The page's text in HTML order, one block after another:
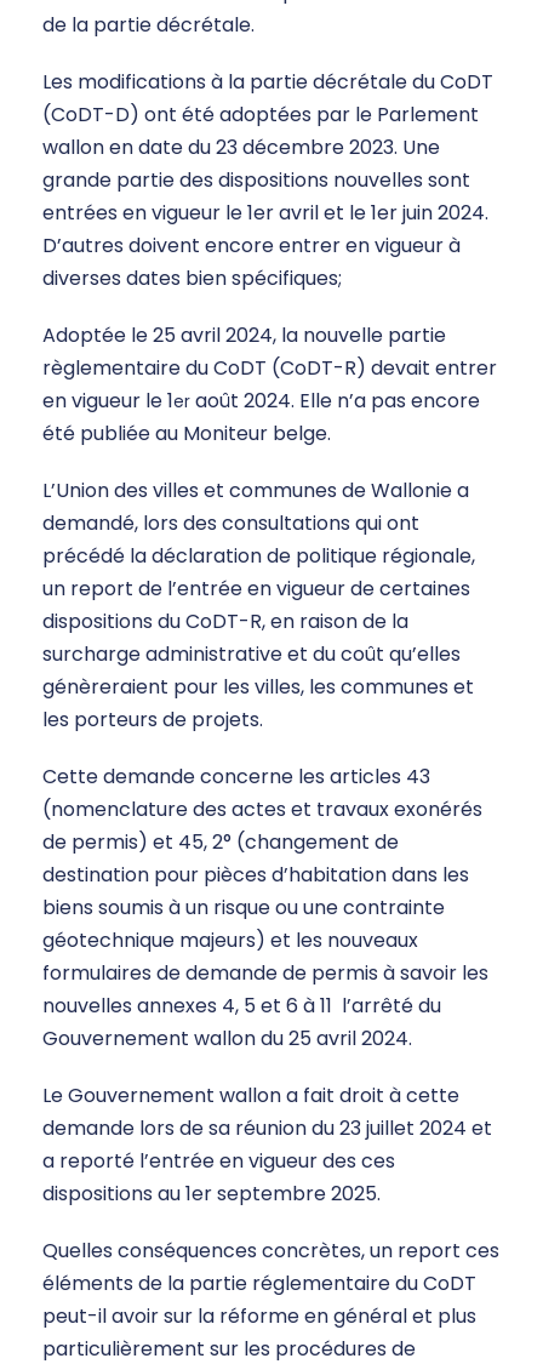
de la partie décrétale.
Les modifications à la partie décrétale du CoDT
(CoDT-D) ont été adoptées par le Parlement
wallon en date du 23 décembre 2023. Une
grande partie des dispositions nouvelles sont
entrées en vigueur le 1er avril et le 1er juin 2024.
D’autres doivent encore entrer en vigueur à
diverses dates bien spécifiques;
Adoptée le 25 avril 2024, la nouvelle partie
règlementaire du CoDT (CoDT-R) devait entrer
en vigueur le 1er août 2024. Elle n’a pas encore
été publiée au Moniteur belge.
L’Union des villes et communes de Wallonie a
demandé, lors des consultations qui ont
précédé la déclaration de politique régionale,
un report de l’entrée en vigueur de certaines
dispositions du CoDT-R, en raison de la
surcharge administrative et du coût qu’elles
génèreraient pour les villes, les communes et
les porteurs de projets.
Cette demande concerne les articles 43
(nomenclature des actes et travaux exonérés
de permis) et 45, 2° (changement de
destination pour pièces d’habitation dans les
biens soumis à un risque ou une contrainte
géotechnique majeurs) et les nouveaux
formulaires de demande de permis à savoir les
nouvelles annexes 4, 5 et 6 à 11 l’arrêté du
Gouvernement wallon du 25 avril 2024.
Le Gouvernement wallon a fait droit à cette
demande lors de sa réunion du 23 juillet 2024 et
a reporté l’entrée en vigueur des ces
dispositions au 1er septembre 2025.
Quelles conséquences concrètes, un report ces
éléments de la partie réglementaire du CoDT
peut-il avoir sur la réforme en général et plus
particulièrement sur les procédures de